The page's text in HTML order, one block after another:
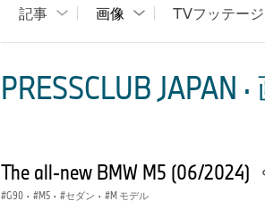
記事 画像 TVフッテージ
PRESSCLUB JAPAN
The all-new BMW M5 (06/2024)
G90 · M5 · セダン · M モデル